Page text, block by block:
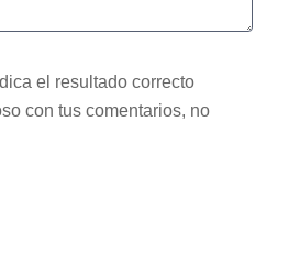
el resultado correcto
con tus comentarios, no